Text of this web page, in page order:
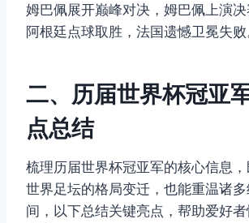
姆巴佩展开巅峰对决，姆巴佩上演决
阿根廷点球取胜，法国遗憾卫冕失败
二、历届世界杯冠亚
点总结
梳理历届世界杯冠亚军的核心信息
世界足坛的格局变迁，也能重温诸
间，以下总结关键亮点，帮助爱好